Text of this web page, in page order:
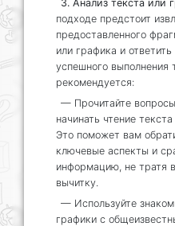
3. Анализ текста или
подходе предстоит
предоставленного
или графика и
успешного выполнения
рекомендуется:
— Прочитайте
начинать чтение
Это поможет вам
ключевые аспекты и
информацию, не тратя
вычитку.
— Используйте
графики с